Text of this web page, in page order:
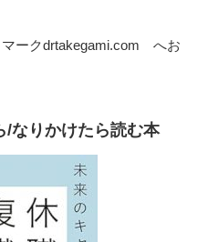
マークdrtakegami.com へお
/なりかけたら読む本